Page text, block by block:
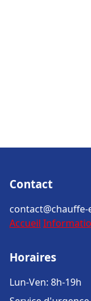
Contact
Accueil
Horaires
Lun-Ven: 8h-19h